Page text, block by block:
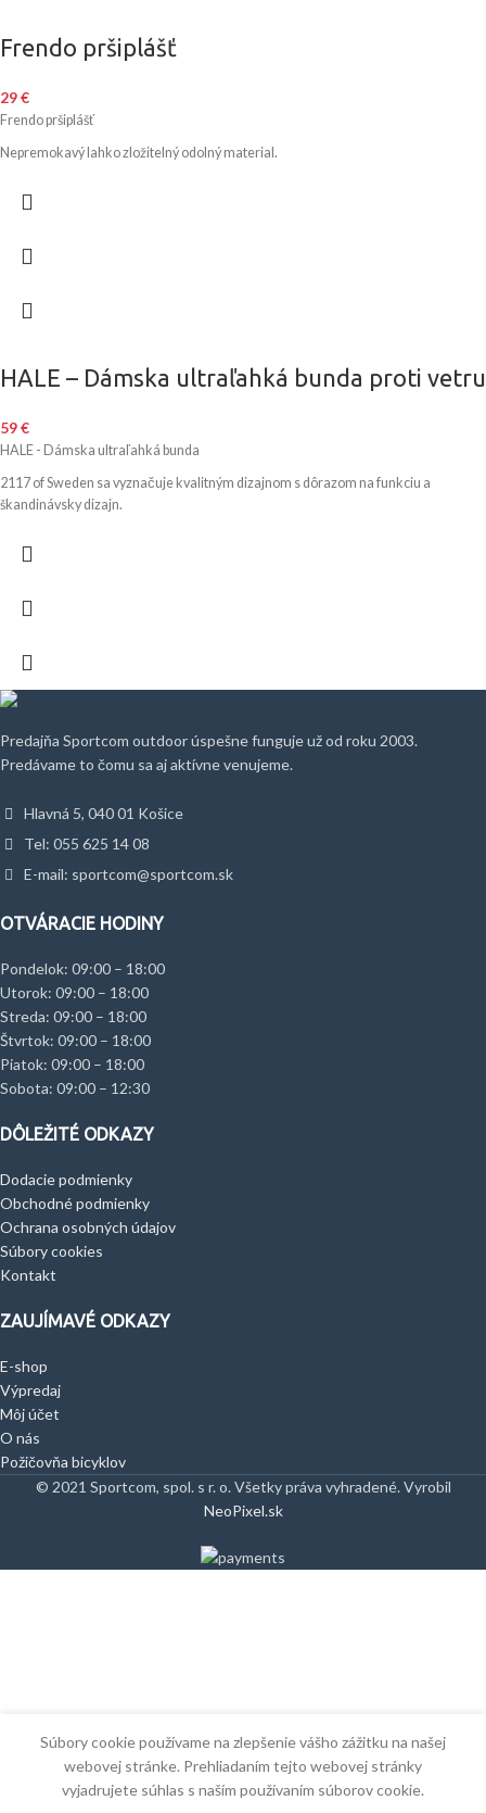
Frendo pršiplášť
29€
Frendo pršiplášť
Nepremokavý lahko zložitelný odolný material.
HALE – Dámska ultraľahká bunda proti vetru
59€
HALE - Dámska ultraľahká bunda
2117 of Sweden sa vyznačuje kvalitným dizajnom s dôrazom na funkciu a
škandinávsky dizajn.
Predajňa Sportcom outdoor úspešne funguje už od roku 2003.
Predávame to čomu sa aj aktívne venujeme.
Hlavná 5, 040 01 Košice
Tel: 055 625 14 08
E-mail: sportcom@sportcom.sk
OTVÁRACIE HODINY
Pondelok: 09:00 – 18:00
Utorok: 09:00 – 18:00
Streda: 09:00 – 18:00
Štvrtok: 09:00 – 18:00
Piatok: 09:00 – 18:00
Sobota: 09:00 – 12:30
DÔLEŽITÉ ODKAZY
Dodacie podmienky
Obchodné podmienky
Ochrana osobných údajov
Súbory cookies
Kontakt
ZAUJÍMAVÉ ODKAZY
E-shop
Výpredaj
Môj účet
O nás
Požičovňa bicyklov
© 2021 Sportcom, spol. s r. o. Všetky práva vyhradené. Vyrobil
NeoPixel.sk
Súbory cookie používame na zlepšenie vášho zážitku na našej
webovej stránke. Prehliadaním tejto webovej stránky
vyjadrujete súhlas s naším používaním súborov cookie.